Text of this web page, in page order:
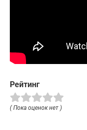
Рейтинг
( Пока оценок нет )